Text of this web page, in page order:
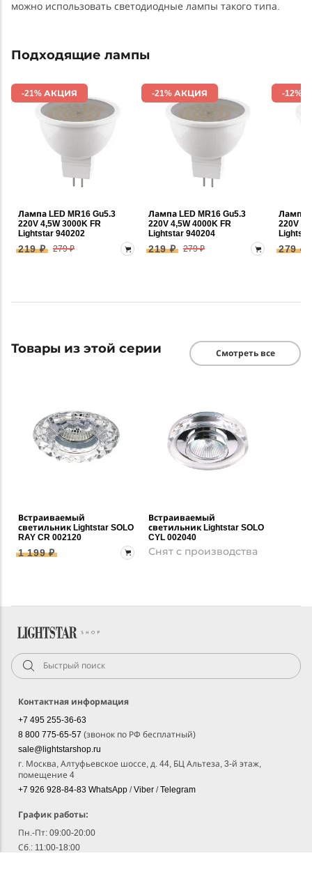
можно использовать светодиодные лампы такого типа.
Подходящие лампы
-21% АКЦИЯ
Лампа LED MR16 Gu5.3
220V 4,5W 3000K FR
Lightstar 940202
219 ₽ 279 ₽
-21% АКЦИЯ
Лампа LED MR16 Gu5.3
220V 4,5W 4000K FR
Lightstar 940204
219 ₽ 279 ₽
-12%
Лампа
220V
279 ₽
Товары из этой серии Смотреть все
Встраиваемый
светильник Lightstar SOLO
RAY CR 002120
1 199 ₽
Встраиваемый
светильник Lightstar SOLO
CYL 002040
Снят с производства
Контактная информация
+7 495 255-36-63
8 800 775-65-57 (звонок по РФ бесплатный)
sale@lightstarshop.ru
г. Москва, Алтуфьевское шоссе, д. 44, БЦ Альтеза, 3-й этаж,
помещение 4
+7 926 928-84-83 WhatsApp /Viber /Telegram
График работы:
Пн.-Пт: 09:00-20:00
Сб.: 11:00-18:00